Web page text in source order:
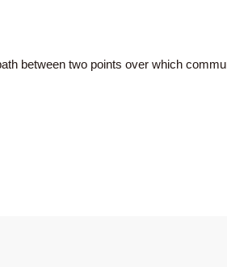
between two points over which